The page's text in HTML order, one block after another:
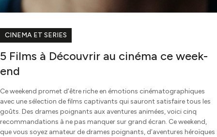
CINEMA ET SERIES
5 Films à Découvrir au cinéma ce week-
end
Ce weekend promet d’être riche en émotions cinématographiques
avec une sélection de films captivants qui sauront satisfaire tous les
goûts. Des drames poignants aux aventures animées, voici cinq
recommandations à ne pas manquer sur grand écran. Ce weekend,
que vous soyez amateur de drames poignants, d’aventures héroïques